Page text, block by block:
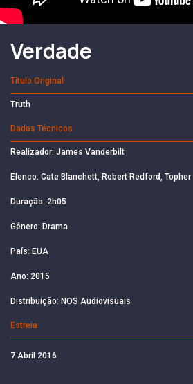
Verdade
Título Original
Truth
Dados Técnicos
Realizador: James Vanderbilt
Elenco: Cate Blanchett, Robert Redford, Topher
Duração: 2h05
Género: Drama
País: EUA
Ano: 2015
Distribuição: NOS Audiovisuais
Estreia
7 Abril 2016